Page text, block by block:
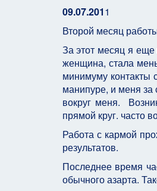
09.07.2011
Второй месяц
За этот месяц я еще
женщина, стала
минимуму контакты
манипуре, и меня за
вокруг меня.
прямой круг. часто
Работа с кармой
результатов.
Последнее время
обычного азарта.